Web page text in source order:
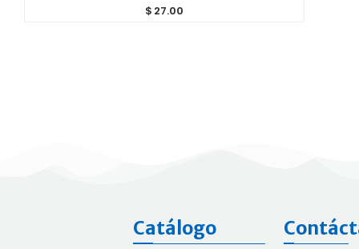
$ 27.00
Catálogo